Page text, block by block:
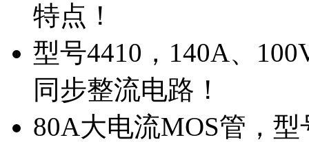
特点！
型号4410，140A、
同步整流电路！
80A大电流MOS管，